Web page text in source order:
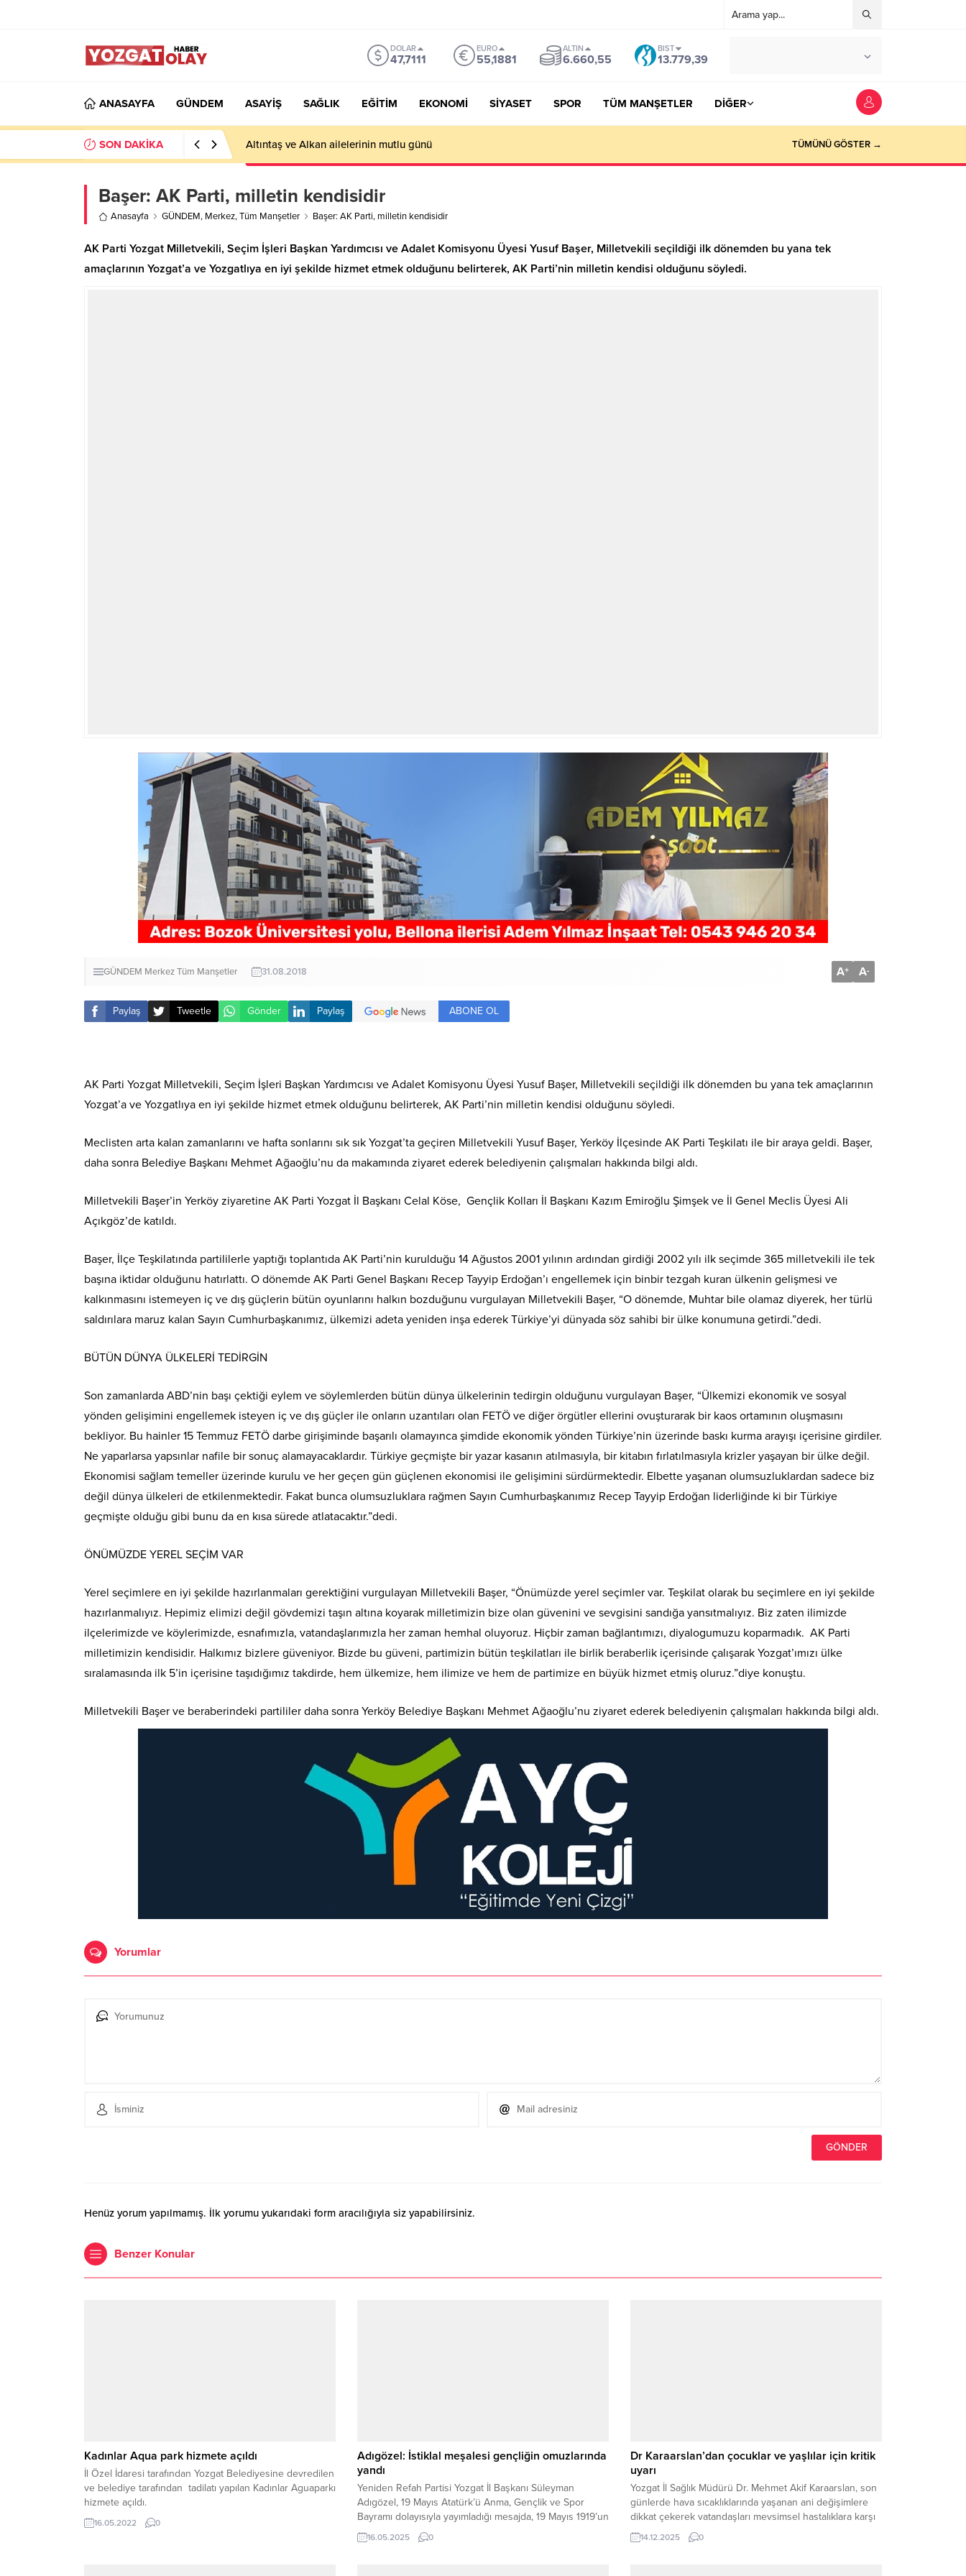
DOLAR
47,7111
EURO
55,1881
ALTIN
6.660,55
BIST
13.779,39
ANASAYFA GÜNDEM ASAYİŞ SAĞLIK EĞİTİM EKONOMİ SİYASET SPOR TÜM MANŞETLER DİĞER
SON DAKİKA Altıntaş ve Alkan ailelerinin mutlu günü TÜMÜNÜ GÖSTER →
Başer: AK Parti, milletin kendisidir
Anasayfa GÜNDEM, Merkez,Tüm Manşetler Başer: AK Parti, milletin kendisidir
AK Parti Yozgat Milletvekili, Seçim İşleri Başkan Yardımcısı ve Adalet Komisyonu Üyesi Yusuf Başer, Milletvekili seçildiği ilk dönemden bu yana tek
amaçlarının Yozgat’a ve Yozgatlıya en iyi şekilde hizmet etmek olduğunu belirterek, AK Parti’nin milletin kendisi olduğunu söyledi.
GÜNDEM MerkezTüm Manşetler 31.08.2018 A+ A-
Paylaş Tweetle Gönder Paylaş ABONE OL
AK Parti Yozgat Milletvekili, Seçim İşleri Başkan Yardımcısı ve Adalet Komisyonu Üyesi Yusuf Başer, Milletvekili seçildiği ilk dönemden bu yana tek amaçlarının
Yozgat’a ve Yozgatlıya en iyi şekilde hizmet etmek olduğunu belirterek, AK Parti’nin milletin kendisi olduğunu söyledi.
Meclisten arta kalan zamanlarını ve hafta sonlarını sık sık Yozgat’ta geçiren Milletvekili Yusuf Başer, Yerköy İlçesinde AK Parti Teşkilatı ile bir araya geldi. Başer,
daha sonra Belediye Başkanı Mehmet Ağaoğlu’nu da makamında ziyaret ederek belediyenin çalışmaları hakkında bilgi aldı.
Milletvekili Başer’in Yerköy ziyaretine AK Parti Yozgat İl Başkanı Celal Köse, Gençlik Kolları İl Başkanı Kazım Emiroğlu Şimşek ve İl Genel Meclis Üyesi Ali
Açıkgöz’de katıldı.
Başer, İlçe Teşkilatında partililerle yaptığı toplantıda AK Parti’nin kurulduğu 14 Ağustos 2001 yılının ardından girdiği 2002 yılı ilk seçimde 365 milletvekili ile tek
başına iktidar olduğunu hatırlattı. O dönemde AK Parti Genel Başkanı Recep Tayyip Erdoğan’ı engellemek için binbir tezgah kuran ülkenin gelişmesi ve
kalkınmasını istemeyen iç ve dış güçlerin bütün oyunlarını halkın bozduğunu vurgulayan Milletvekili Başer, “O dönemde, Muhtar bile olamaz diyerek, her türlü
saldırılara maruz kalan Sayın Cumhurbaşkanımız, ülkemizi adeta yeniden inşa ederek Türkiye’yi dünyada söz sahibi bir ülke konumuna getirdi.”dedi.
BÜTÜN DÜNYA ÜLKELERİ TEDİRGİN
Son zamanlarda ABD’nin başı çektiği eylem ve söylemlerden bütün dünya ülkelerinin tedirgin olduğunu vurgulayan Başer, “Ülkemizi ekonomik ve sosyal
yönden gelişimini engellemek isteyen iç ve dış güçler ile onların uzantıları olan FETÖ ve diğer örgütler ellerini ovuşturarak bir kaos ortamının oluşmasını
bekliyor. Bu hainler 15 Temmuz FETÖ darbe girişiminde başarılı olamayınca şimdide ekonomik yönden Türkiye’nin üzerinde baskı kurma arayışı içerisine girdiler.
Ne yaparlarsa yapsınlar nafile bir sonuç alamayacaklardır. Türkiye geçmişte bir yazar kasanın atılmasıyla, bir kitabın fırlatılmasıyla krizler yaşayan bir ülke değil.
Ekonomisi sağlam temeller üzerinde kurulu ve her geçen gün güçlenen ekonomisi ile gelişimini sürdürmektedir. Elbette yaşanan olumsuzluklardan sadece biz
değil dünya ülkeleri de etkilenmektedir. Fakat bunca olumsuzluklara rağmen Sayın Cumhurbaşkanımız Recep Tayyip Erdoğan liderliğinde ki bir Türkiye
geçmişte olduğu gibi bunu da en kısa sürede atlatacaktır.”dedi.
ÖNÜMÜZDE YEREL SEÇİM VAR
Yerel seçimlere en iyi şekilde hazırlanmaları gerektiğini vurgulayan Milletvekili Başer, “Önümüzde yerel seçimler var. Teşkilat olarak bu seçimlere en iyi şekilde
hazırlanmalıyız. Hepimiz elimizi değil gövdemizi taşın altına koyarak milletimizin bize olan güvenini ve sevgisini sandığa yansıtmalıyız. Biz zaten ilimizde
ilçelerimizde ve köylerimizde, esnafımızla, vatandaşlarımızla her zaman hemhal oluyoruz. Hiçbir zaman bağlantımızı, diyalogumuzu koparmadık. AK Parti
milletimizin kendisidir. Halkımız bizlere güveniyor. Bizde bu güveni, partimizin bütün teşkilatları ile birlik beraberlik içerisinde çalışarak Yozgat’ımızı ülke
sıralamasında ilk 5’in içerisine taşıdığımız takdirde, hem ülkemize, hem ilimize ve hem de partimize en büyük hizmet etmiş oluruz.”diye konuştu.
Milletvekili Başer ve beraberindeki partililer daha sonra Yerköy Belediye Başkanı Mehmet Ağaoğlu’nu ziyaret ederek belediyenin çalışmaları hakkında bilgi aldı.
Yorumlar
Henüz yorum yapılmamış. İlk yorumu yukarıdaki form aracılığıyla siz yapabilirsiniz.
Benzer Konular
Kadınlar Aqua park hizmete açıldı
İl Özel İdaresi tarafından Yozgat Belediyesine devredilen
ve belediye tarafından tadilatı yapılan Kadınlar Aguaparkı
hizmete açıldı.
16.05.2022 0
Adıgözel: İstiklal meşalesi gençliğin omuzlarında
yandı
Yeniden Refah Partisi Yozgat İl Başkanı Süleyman
Adıgözel, 19 Mayıs Atatürk’ü Anma, Gençlik ve Spor
Bayramı dolayısıyla yayımladığı mesajda, 19 Mayıs 1919’un
Türk milletinin bağımsızlık yolundaki ilk adımı olduğunu
vurgulayarak, bu tarihin gençliğin fedakârlığı ve inancıyla
16.05.2025 0
Dr Karaarslan’dan çocuklar ve yaşlılar için kritik
uyarı
Yozgat İl Sağlık Müdürü Dr. Mehmet Akif Karaarslan, son
günlerde hava sıcaklıklarında yaşanan ani değişimlere
dikkat çekerek vatandaşları mevsimsel hastalıklara karşı
uyardı. Gündüz saatlerinde sıcak, akşam saatlerinde ise
serin ve soğuk havanın etkili olmasının bağışıklık
14.12.2025 0